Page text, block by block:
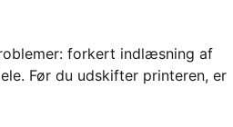
forkert indlæsning af
Før du udskifter printeren, er